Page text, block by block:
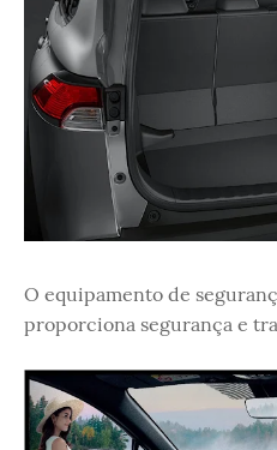
O equipamento de
proporciona segurança e